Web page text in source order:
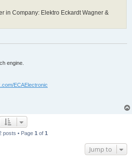
in Company: Elektro Eckardt Wagner &
engine.
ECAElectronic
posts • Page 1 of 1
Jump to